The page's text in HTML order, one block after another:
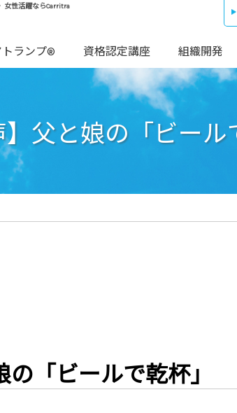
女性活躍ならCarritra
トランプ® 資格認定講座 組織開発
】父と娘の「ビール
の「ビールで乾杯」